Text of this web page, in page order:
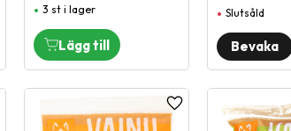
3 st i lager Slutsåld
till i favoriter Lägg till i favoriter